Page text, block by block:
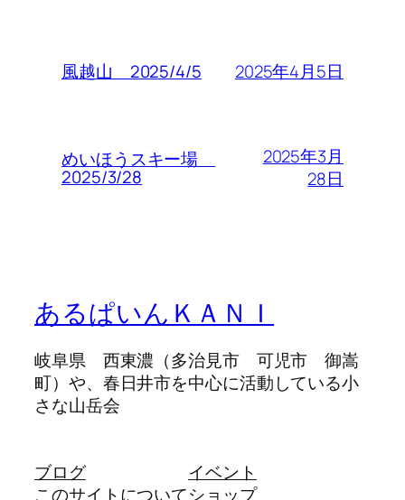
風越山 2025/4/5 2025年4月5日
めいほうスキー場
2025/3/28
2025年3月
28日
あるぱいんＫＡＮＩ
岐阜県 西東濃（多治見市 可児市 御嵩
町）や、春日井市を中心に活動している小
さな山岳会
ブログ
このサイトについて
イベント
ショップ